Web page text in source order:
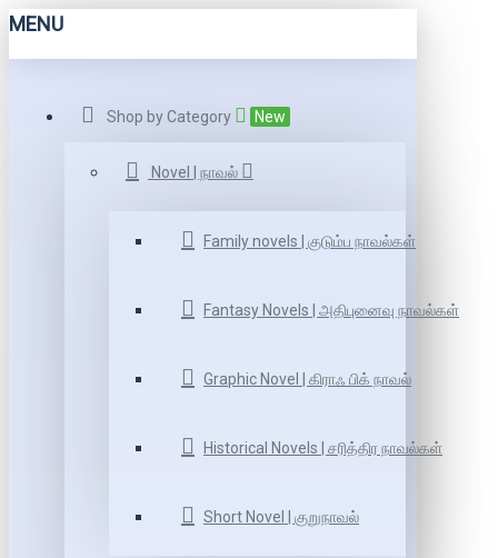
MENU
Shop by Category New
Novel | நாவல்
Family novels | குடும்ப நாவல்கள்
Fantasy Novels | அதிபுனைவு நாவல்கள்
Graphic Novel | கிராஃ பிக் நாவல்
Historical Novels | சரித்திர நாவல்கள்
Short Novel | குறுநாவல்